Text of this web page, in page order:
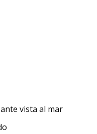
vista al mar